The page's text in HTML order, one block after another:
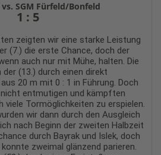
SGM Fürfeld/Bonfeld
1 : 5
zeigten wir eine starke Leistung
(7.) die erste Chance, doch der
auch nur mit Mühe, halten. Die
(13.) durch einen direkt
20 m mit 0 : 1 in Führung. Doch
entmutigen und kämpften
viele Tormöglichkeiten zu erspielen.
wir dann durch den Ausgleich
nach Beginn der zweiten Halbzeit
durch Bayrak und Islek, doch
zweimal glänzend parieren.